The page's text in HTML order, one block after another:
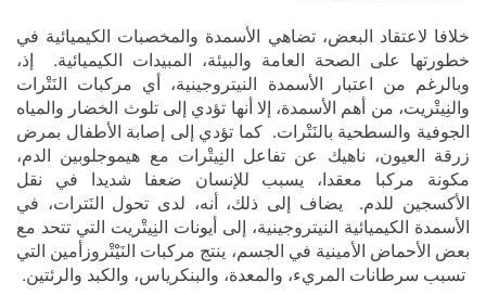
خلافا لاعتقاد البعض، تضاهي الأسمدة والمخصبات الكيميائية في
خطورتها على الصحة العامة والبيئة، المبيدات الكيميائية. إذ،
وبالرغم من اعتبار الأسمدة النيتروجينية، أي مركبات النَتْرات
والنِيتْريت، من أهم الأسمدة، إلا أنها تؤدي إلى تلوث الخضار والمياه
الجوفية والسطحية بالنَتْرات. كما تؤدي إلى إصابة الأطفال بمرض
زرقة العيون، ناهيك عن تفاعل النِيتْرات مع هيموجلوبين الدم،
مكونة مركبا معقدا، يسبب للإنسان ضعفا شديدا في نقل
الأكسجين للدم. يضاف إلى ذلك، أنه، لدى تحول النَترات، في
الأسمدة الكيميائية النيتروجينية، إلى أيونات النِيتْريت التي تتحد مع
بعض الأحماض الأمينية في الجسم، ينتج مركبات النَيْتْروزأمين التي
تسبب سرطانات المريء، والمعدة، والبنكرياس، والكبد والرئتين.